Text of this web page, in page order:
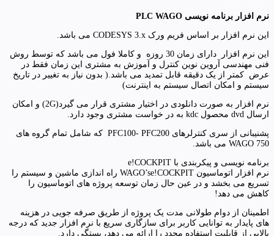
نرم افزار برنامه نویسی PLC WAGO
این نرم افزار بر اساس فریم ورک CODESYS 3.x می باشد.
این نرم افزار دارای زمان 30 روزه و کاملا فول می باشد که توسط روش
فنی مهندسی آروین نوین کنترل و آموزش به مشتری این زمان فقط در
عرض کمتر از یک دقیقه قابل تمدید می باشد.( بدون نیاز به تغییر در تاریخ
سیستم و امکان اتصال سیستم به اینترنت)
نرم افزار به صورت دانلودی در اختیار مشتری قرار می گیرد(2G) و امکان
ارسال dvd محصول kdc به در خواست مشتری وجود دارد.
پشنیبانی از سری کنترلرهای PFC100- PFC200 که شامل تمام گروه های
WAGO 750 می باشد.
برنامه نویسی و پیکربندی با e!COCKPIT
نرم افزار اتوماسیون WAGO’se!COCKPIT راه اندازی ماشین و سیستم را
تسریع می بخشد و در عین حال زمان توسعه پروژه های اتوماسیون را
کاهش می دهد!
اطمینان از دوام طولانی مدت یک پروژه از طریق صرفه جویی در هزینه
های پایدار به توانایی کاربر برای سازگاری سریع با نرم افزار جدید که درجه
بالایی از قابلیت استفاده مجدد را ارائه می دهد، بستگی دارد.